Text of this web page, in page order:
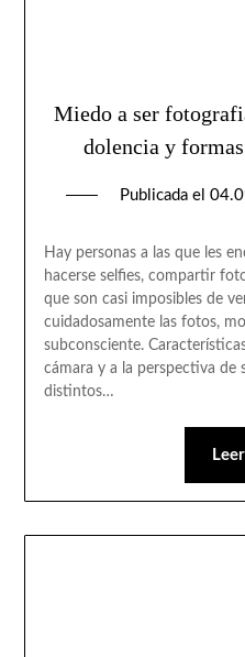
Miedo a ser
dolencia y
Publicada el
Hay personas a las que les
hacerse selfies, compartir
que son casi imposibles de
cuidadosamente las fotos,
subconsciente.
cámara y a la perspectiva
distintos…